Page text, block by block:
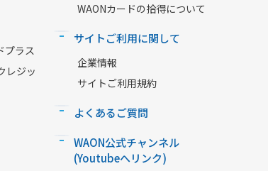
プラス
レジッ
WAONカードの拾得について
サイトご利用に関して
企業情報
サイトご利用規約
よくあるご質問
WAON公式チャンネル
(Youtubeへリンク)